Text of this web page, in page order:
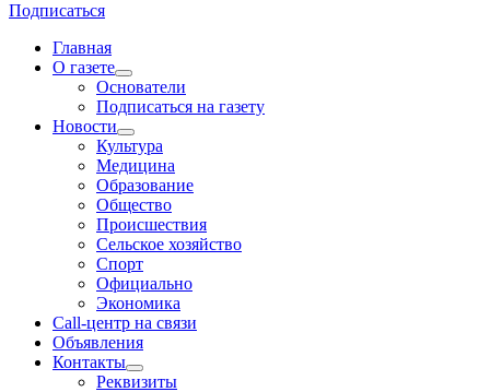
Подписаться
Главная
О газете
Основатели
Подписаться на газету
Новости
Культура
Медицина
Образование
Общество
Происшествия
Сельское хозяйство
Спорт
Официально
Экономика
Call-центр на связи
Объявления
Контакты
Реквизиты